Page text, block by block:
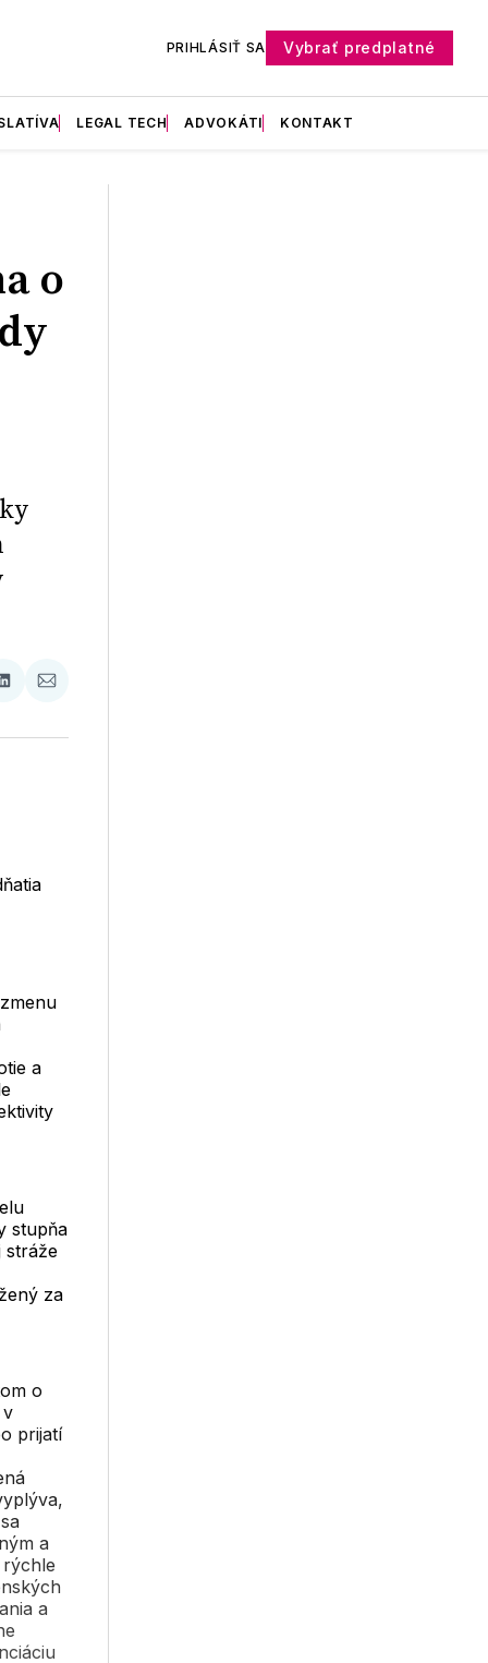
PRIHLÁSIŤ SA Vybrať predplatné
LEGAL TECH ADVOKÁTI KONTAKT
o
Zdieľať
LinkedIne
Zdieľať
E-
a
stupňa
stráže
za
o
v
prijatí
a
a